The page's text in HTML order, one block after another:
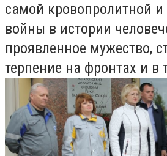
самой кровопролитной и
войны в истории
проявленное мужество,
терпение на фронтах и в